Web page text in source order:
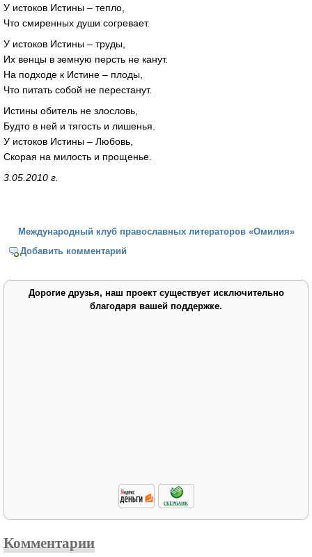
У истоков Истины – тепло,
Что смиренных души согревает.
У истоков Истины – труды,
Их венцы в земную персть не канут.
На подходе к Истине – плоды,
Что питать собой не перестанут.
Истины обитель не злословь,
Будто в ней и тягость и лишенья.
У истоков Истины – Любовь,
Скорая на милость и прощенье.
3.05.2010 г.
Международный клуб православных литераторов «Омилия»
Добавить комментарий
Дорогие друзья, наш проект существует исключительно
благодаря вашей поддержке.
Комментарии